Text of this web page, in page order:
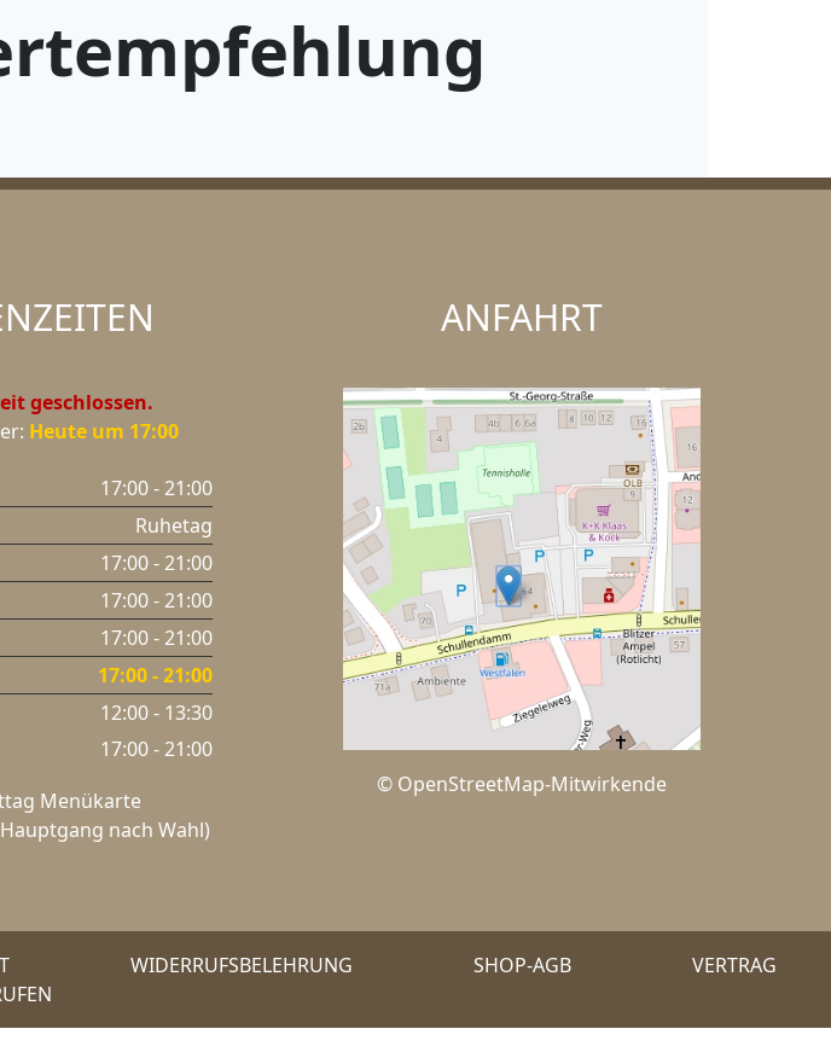
ZEITEN
geschlossen.
Heute um 17:00
17:00 - 21:00
Ruhetag
17:00 - 21:00
17:00 - 21:00
17:00 - 21:00
17:00 - 21:00
12:00 - 13:30
17:00 - 21:00
Menükarte
nach Wahl)
ANFAHRT
© OpenStreetMap-Mitwirkende
WIDERRUFSBELEHRUNG SHOP-AGB
VERTRAG